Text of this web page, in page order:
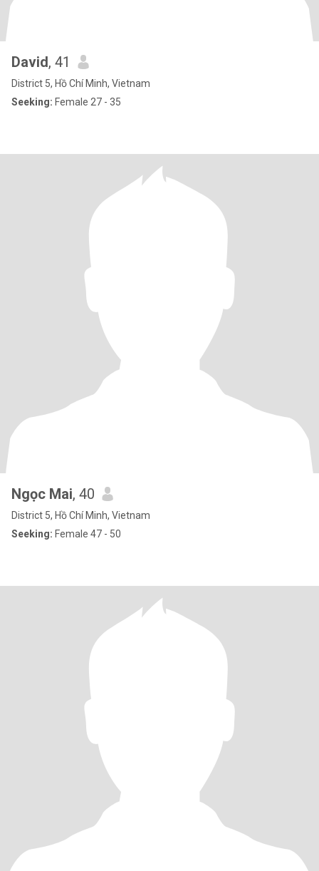
David, 41
District 5, Hồ Chí Minh, Vietnam
Seeking: Female 27 - 35
Ngọc Mai, 40
District 5, Hồ Chí Minh, Vietnam
Seeking: Female 47 - 50